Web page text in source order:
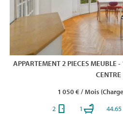
1 050 € / Mois
2
1 44.65
APPARTEMENT 2 PIECES MEUBLE
CENTRE